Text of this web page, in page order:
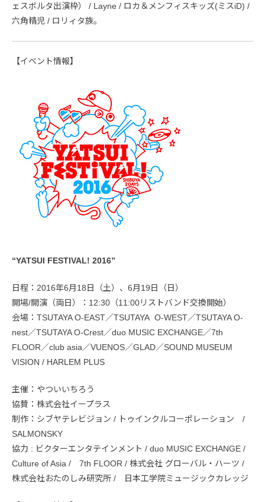
ェスボルタ出演枠） / Layne / ロカ＆メンフィスキッズ(ミスiD) /
六角精児 / ロリィタ族。
【イベント情報】
“YATSUI FESTIVAL! 2016”
日程：2016年6月18日（土）、6月19日（日）
開場/開演（両日）：12:30（11:00リストバンド交換開始）
会場：TSUTAYA O-EAST／TSUTAYA O-WEST／TSUTAYA O-
nest／TSUTAYA O-Crest／duo MUSIC EXCHANGE／7th
FLOOR／club asia／VUENOS／GLAD／SOUND MUSEUM
VISION / HARLEM PLUS
主催：やついいちろう
協賛：株式会社イープラス
制作：シブヤテレビジョン / トゥインクルコーポレーション /
SALMONSKY
協力 : ビクターエンタテインメント / duo MUSIC EXCHANGE /
Culture of Asia / 7th FLOOR / 株式会社 グローバル・ハーツ /
株式会社おたのしみ研究所 / 日本工学院ミュージックカレッジ